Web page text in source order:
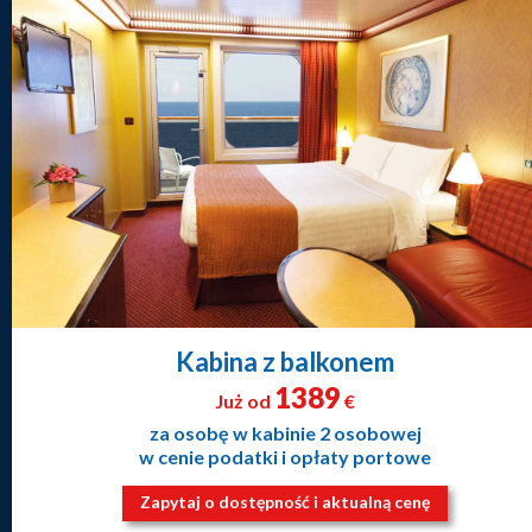
Kabina z balkonem
Już od 1389 €
za osobę w kabinie 2 osobowej
w cenie podatki i opłaty portowe
Zapytaj o dostępność i aktualną cenę